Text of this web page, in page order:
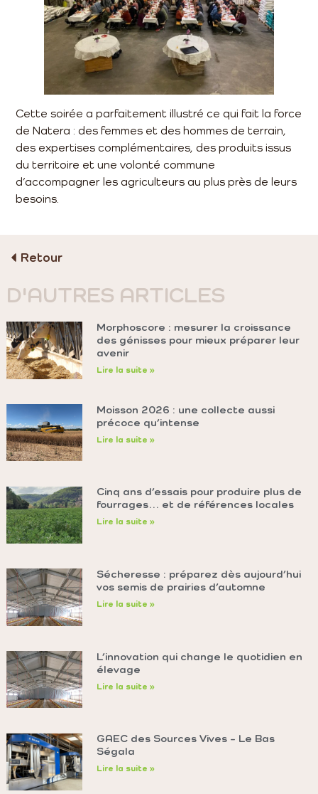
Retour
D'AUTRES ARTICLES
Morphoscore : mesurer la croissance
des génisses pour mieux préparer leur
avenir
Lire la suite »
Moisson 2026 : une collecte aussi
précoce qu’intense
Lire la suite »
Cinq ans d’essais pour produire plus de
fourrages… et de références locales
Lire la suite »
Sécheresse : préparez dès aujourd’hui
vos semis de prairies d’automne
Lire la suite »
L’innovation qui change le quotidien en
élevage
Lire la suite »
GAEC des Sources Vives – Le Bas
Ségala
Lire la suite »
Cette soirée a parfaitement illustré ce qui fait la force
de Natera : des femmes et des hommes de terrain,
des expertises complémentaires, des produits issus
du territoire et une volonté commune
d’accompagner les agriculteurs au plus près de leurs
besoins.